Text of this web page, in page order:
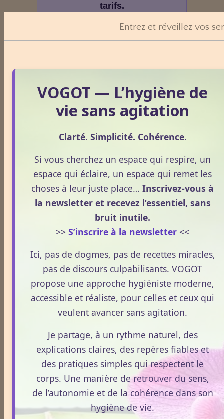
tarifs.
Le Frêne commun
Le Sens des Maux
Le monde Merveilleux du Thé
Odeurs corporelles et transpiration.
Entrez et réveillez vos
VOGOT — L’hygiène de
vie sans agitation
Clarté. Simplicité. Cohérence.
Si vous cherchez un espace qui respire, un
espace qui éclaire, un espace qui remet les
choses à leur juste place… Inscrivez-vous à
la newsletter et recevez l’essentiel, sans
bruit inutile.
>> S’inscrire à la newsletter <<
Ici, pas de dogmes, pas de recettes miracles,
pas de discours culpabilisants. VOGOT
propose une approche hygiéniste moderne,
accessible et réaliste, pour celles et ceux qui
veulent avancer sans agitation.
Je partage, à un rythme naturel, des
explications claires, des repères fiables et
des pratiques simples qui respectent le
corps. Une manière de retrouver du sens,
de l’autonomie et de la cohérence dans son
hygiène de vie.